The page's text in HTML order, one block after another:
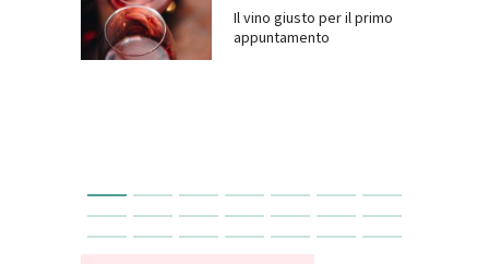
Il vino giusto per il primo
appuntamento